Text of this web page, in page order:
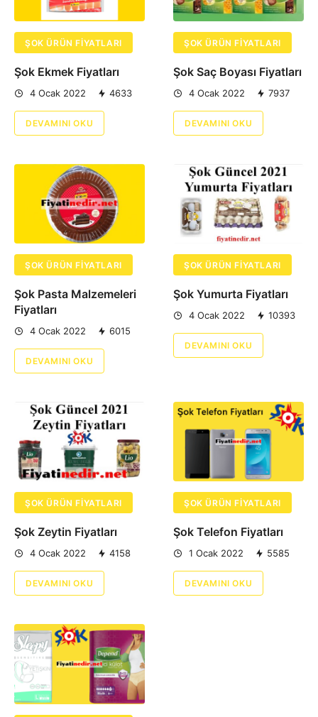
ŞOK ÜRÜN FIYATLARI
Şok Ekmek Fiyatları
4 Ocak 2022 4633
DEVAMINI OKU
ŞOK ÜRÜN FIYATLARI
Şok Saç Boyası Fiyatları
4 Ocak 2022 7937
DEVAMINI OKU
ŞOK ÜRÜN FIYATLARI
Şok Pasta Malzemeleri
Fiyatları
4 Ocak 2022 6015
DEVAMINI OKU
ŞOK ÜRÜN FIYATLARI
Şok Yumurta Fiyatları
4 Ocak 2022 10393
DEVAMINI OKU
ŞOK ÜRÜN FIYATLARI
Şok Zeytin Fiyatları
4 Ocak 2022 4158
DEVAMINI OKU
ŞOK ÜRÜN FIYATLARI
Şok Telefon Fiyatları
1 Ocak 2022 5585
DEVAMINI OKU